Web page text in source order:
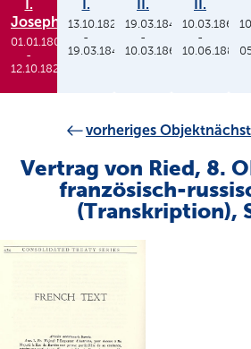
I.
Joseph
01.01.1806
-
12.10.1825
I.
13.10.1825
-
19.03.1848
II.
19.03.1848
-
10.03.1864
II.
10.03.1864
-
10.06.1886
vorheriges Objekt
Vertrag von Ried, 8.
französisch-
(Transkription),